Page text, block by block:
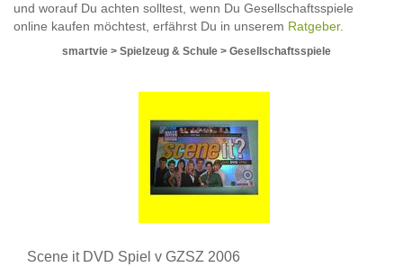
und worauf Du achten solltest, wenn Du Gesellschaftsspiele
online kaufen möchtest, erfährst Du in unserem Ratgeber.
smartvie> Spielzeug & Schule> Gesellschaftsspiele
Scene it DVD Spiel v GZSZ 2006